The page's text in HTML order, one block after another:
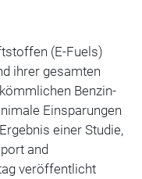
(E-Fuels)
ihrer gesamten
Benzin-
Einsparungen
einer Studie,
and
veröffentlicht